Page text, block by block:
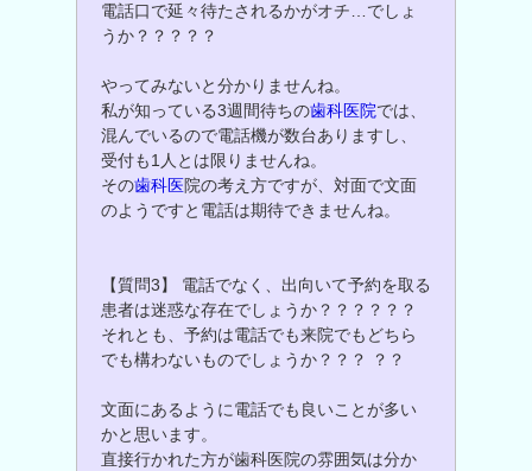
電話口で延々待たされるかがオチ…でしょ
うか？？？？？
やってみないと分かりませんね。
私が知っている3週間待ちの歯科医院では、
混んでいるので電話機が数台ありますし、
受付も1人とは限りませんね。
その歯科医院の考え方ですが、対面で文面
のようですと電話は期待できませんね。
【質問3】 電話でなく、出向いて予約を取る
患者は迷惑な存在でしょうか？？？？？？
それとも、予約は電話でも来院でもどちら
でも構わないものでしょうか？？？ ？？
文面にあるように電話でも良いことが多い
かと思います。
直接行かれた方が歯科医院の雰囲気は分か